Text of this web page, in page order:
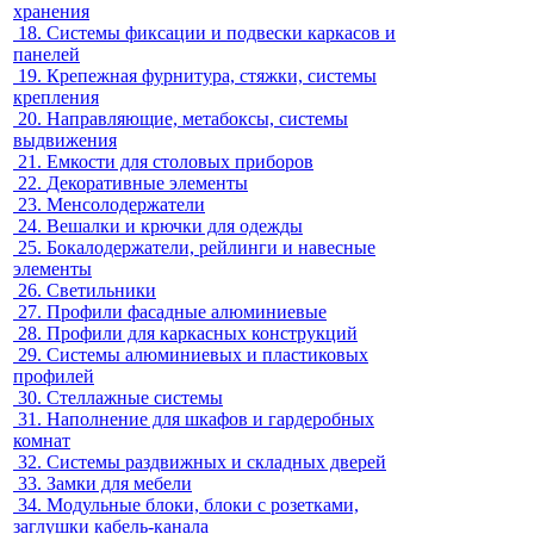
хранения
18. Системы фиксации и подвески каркасов и
панелей
19. Крепежная фурнитура, стяжки, системы
крепления
20. Направляющие, метабоксы, системы
выдвижения
21. Емкости для столовых приборов
22. Декоративные элементы
23. Менсолодержатели
24. Вешалки и крючки для одежды
25. Бокалодержатели, рейлинги и навесные
элементы
26. Светильники
27. Профили фасадные алюминиевые
28. Профили для каркасных конструкций
29. Системы алюминиевых и пластиковых
профилей
30. Стеллажные системы
31. Наполнение для шкафов и гардеробных
комнат
32. Системы раздвижных и складных дверей
33. Замки для мебели
34. Модульные блоки, блоки с розетками,
заглушки кабель-канала